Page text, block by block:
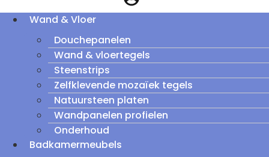
Wand & Vloer
Douchepanelen
Wand & vloertegels
Steenstrips
Zelfklevende mozaïek tegels
Natuursteen platen
Wandpanelen profielen
Onderhoud
Badkamermeubels